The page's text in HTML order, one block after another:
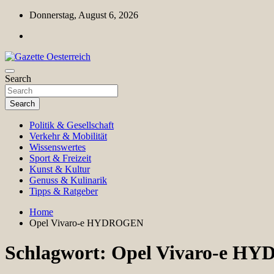
Skip
content
Donnerstag, August 6, 2026
Gazette Oesterreich
Magazin für Freizeit, Politik, Kultur & Wissenschaft
Search
Search
Politik & Gesellschaft
Verkehr & Mobilität
Wissenswertes
Sport & Freizeit
Kunst & Kultur
Genuss & Kulinarik
Tipps & Ratgeber
Home
Opel Vivaro-e HYDROGEN
Schlagwort: Opel Vivaro-e